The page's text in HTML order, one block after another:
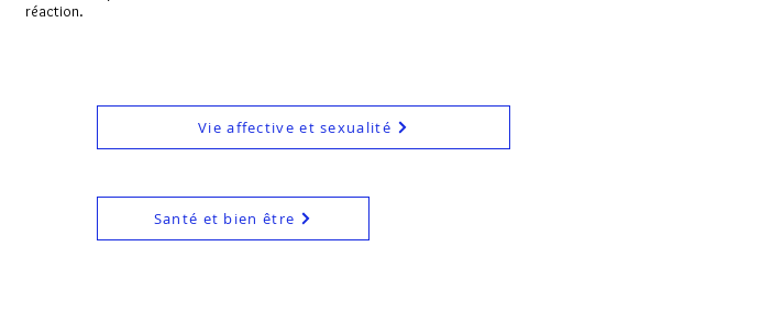
réaction.
Vie affective et sexualité
Santé et bien être